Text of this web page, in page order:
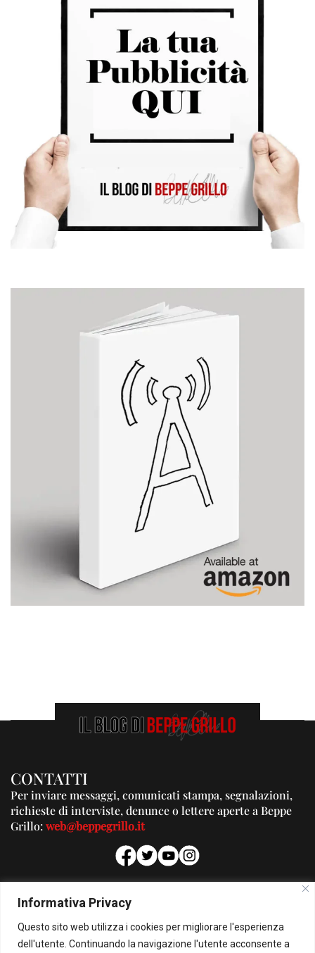
Informativa Privacy
Questo sito web utilizza i cookies per migliorare l'esperienza
dell'utente. Continuando la navigazione l'utente acconsente a
CONTATTI
Per inviare messaggi, comunicati stampa, segnalazioni,
richieste di interviste, denunce o lettere aperte a Beppe
Grillo:web@beppegrillo.it
PUBBLICITA'
Per la tua pubblicità su questo Blog:
pubblicita@beppegrillo.it